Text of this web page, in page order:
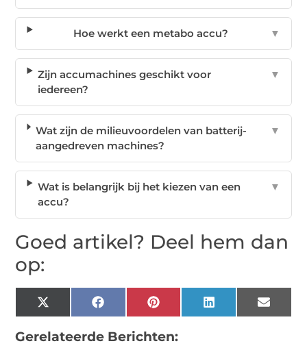
Hoe werkt een metabo accu? ▼
Zijn accumachines geschikt voor
iedereen?
▼
Wat zijn de milieuvoordelen van batterij-
aangedreven machines?
▼
Wat is belangrijk bij het kiezen van een
accu?
▼
Goed artikel? Deel hem dan
op:
X
(Twitter)
Facebook Pinterest LinkedIn Email
Gerelateerde Berichten: